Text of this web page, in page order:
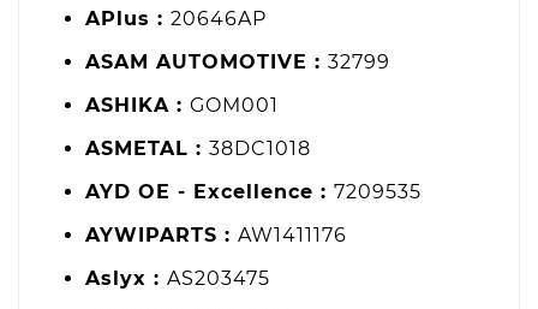
APlus : 20646AP
ASAM AUTOMOTIVE : 32799
ASHIKA : GOM001
ASMETAL : 38DC1018
AYD OE - Excellence : 7209535
AYWIPARTS : AW1411176
Aslyx : AS203475